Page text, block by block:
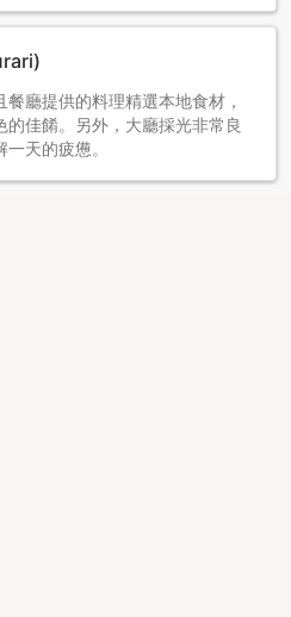
廳提供的料理精選本地食材，
的佳餚。另外，大廳採光非常良
天的疲憊。